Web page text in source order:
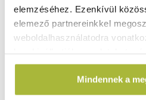
elemzéséhez. Ezenkívül
elemező partnereinkkel
weboldalhasználatodra
amelyeket Te adtál meg
használt más Mindennek a
Szószos merőkanál –
HENDI